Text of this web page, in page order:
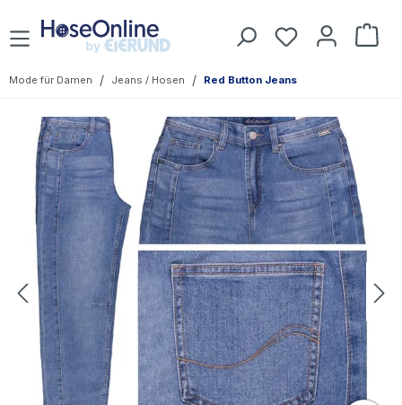
Zum Hauptinhalt springen Du hast 0
Mode für Damen / Jeans / Hosen / Red Button Jeans
Bildergalerie überspringen